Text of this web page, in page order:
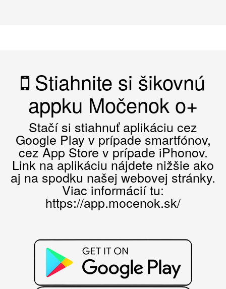
Stiahnite si šikovnú
appku Močenok o+
Stačí si stiahnuť aplikáciu cez
Google Play v prípade smartfónov,
cez App Store v prípade iPhonov.
Link na aplikáciu nájdete nižšie ako
aj na spodku našej webovej stránky.
Viac informácií tu:
https://app.mocenok.sk/